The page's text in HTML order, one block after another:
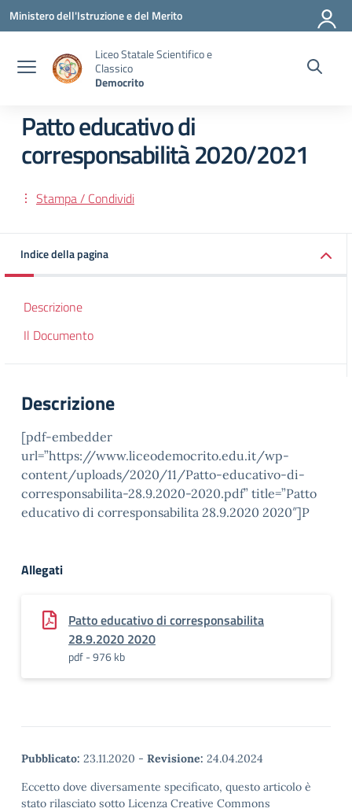
Vai ai contenuti
Vai al menu di navigazione
Vai al footer
Ministero dell'Istruzione e del Merito
Liceo Statale Scientifico e
Classico
Democrito
Patto educativo di
corresponsabilità 2020/2021
Stampa / Condividi
Indice della pagina
Descrizione
Il Documento
Descrizione
[pdf-embedder
url=”https://www.liceodemocrito.edu.it/wp-
content/uploads/2020/11/Patto-educativo-di-
corresponsabilita-28.9.2020-2020.pdf” title=”Patto
educativo di corresponsabilita 28.9.2020 2020″]P
Allegati
Patto educativo di corresponsabilita
28.9.2020 2020
pdf - 976 kb
Pubblicato: 23.11.2020 - Revisione: 24.04.2024
Eccetto dove diversamente specificato, questo articolo è
stato rilasciato sotto Licenza Creative Commons